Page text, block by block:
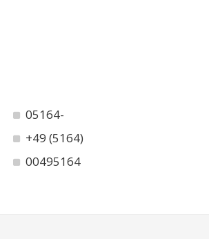
05164-
+49 (5164)
00495164